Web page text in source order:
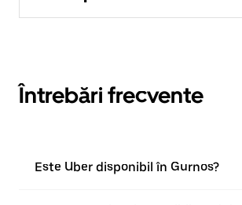
Întrebări frecvente
Este Uber disponibil în Gurnos?